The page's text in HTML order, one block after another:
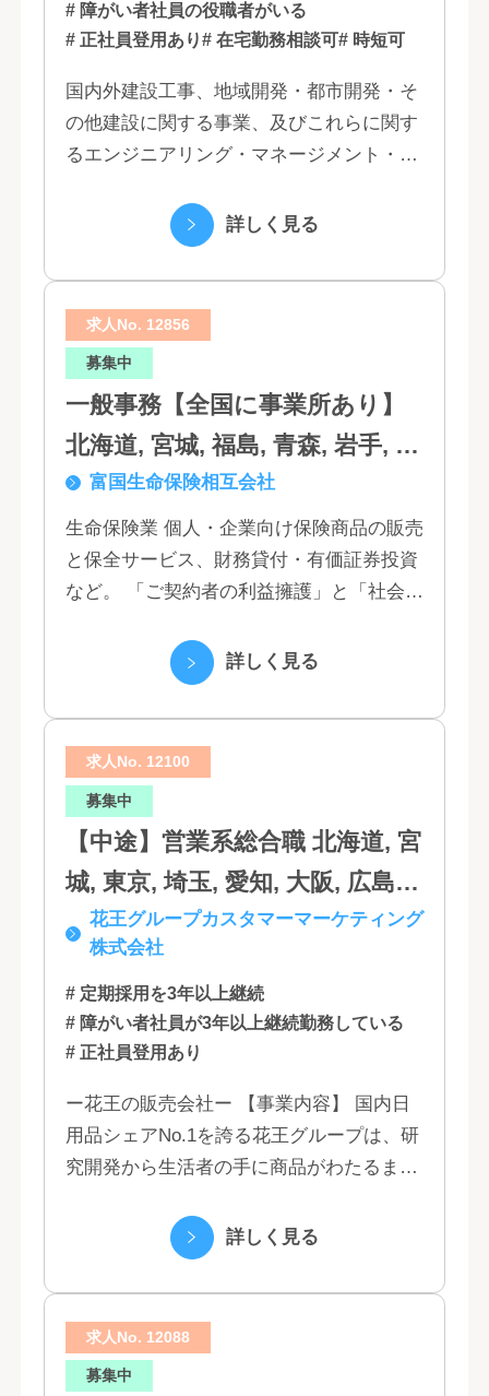
# 障がい者社員の役職者がいる
# 正社員登用あり# 在宅勤務相談可# 時短可
国内外建設工事、地域開発・都市開発・そ
の他建設に関する事業、及びこれらに関す
るエンジニアリング・マネージメント・コ
詳しく見る
求人No. 12856
募集中
一般事務【全国に事業所あり】
北海道, 宮城, 福島, 青森, 岩手, 秋
田, 山形, 東京, 神奈川, 千葉, 埼
玉, 茨城, 栃木, 群馬, 新潟, 石川,
富山, 福井, 長野, 山梨, 愛知, 静
岡, 三重, 岐阜, 大阪, 京都, 兵庫,
滋賀, 奈良, 和歌山, 広島, 岡山, 山
口, 鳥取, 島根, 香川, 愛媛, 徳島,
高知, 福岡, 長崎, 熊本, 鹿児島, 大
分, 宮崎, 佐賀, 沖縄
富国生命保険相互会社
生命保険業 個人・企業向け保険商品の販売
と保全サービス、財務貸付・有価証券投資
など。 「ご契約者の利益擁護」と「社会へ
づく「お客さま基点」をスローガンに掲
詳しく見る
求人No. 12100
募集中
【中途】営業系総合職 北海道, 宮
城, 東京, 埼玉, 愛知, 大阪, 広島,
福岡花王グループカスタマーマーケティング
株式会社
# 定期採用を3年以上継続
# 障がい者社員が3年以上継続勤務している
# 正社員登用あり
ー花王の販売会社ー 【事業内容】 国内日
用品シェアNo.1を誇る花王グループは、研
究開発から生活者の手に商品がわたるまで
で、情報のスピード、質、量ともに他社に
詳しく見る
求人No. 12088
募集中